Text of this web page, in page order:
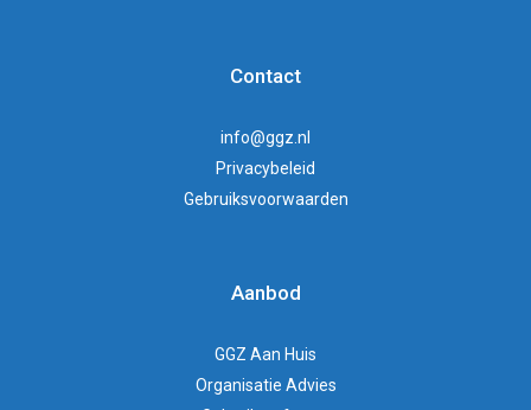
Contact
info@ggz.nl
Privacybeleid
Gebruiksvoorwaarden
Aanbod
GGZ Aan Huis
Organisatie Advies